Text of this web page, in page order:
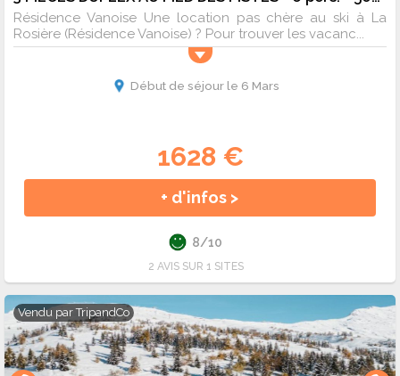
Résidence Vanoise Une location pas chère au ski à La
Rosière (Résidence Vanoise) ? Pour trouver les vacanc...
Début de séjour le 6 Mars
1628 €
+ d'infos >
8/10
2 AVIS SUR 1 SITES
Vendu parTripandCo